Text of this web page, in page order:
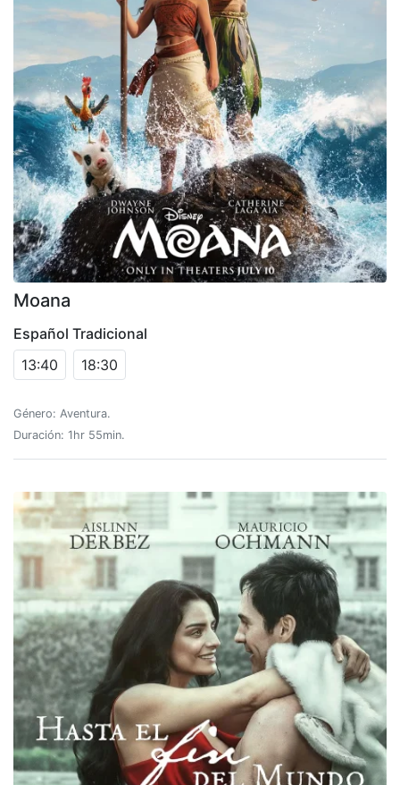
Moana
Español Tradicional
13:40
18:30
Género: Aventura.
Duración: 1hr 55min.